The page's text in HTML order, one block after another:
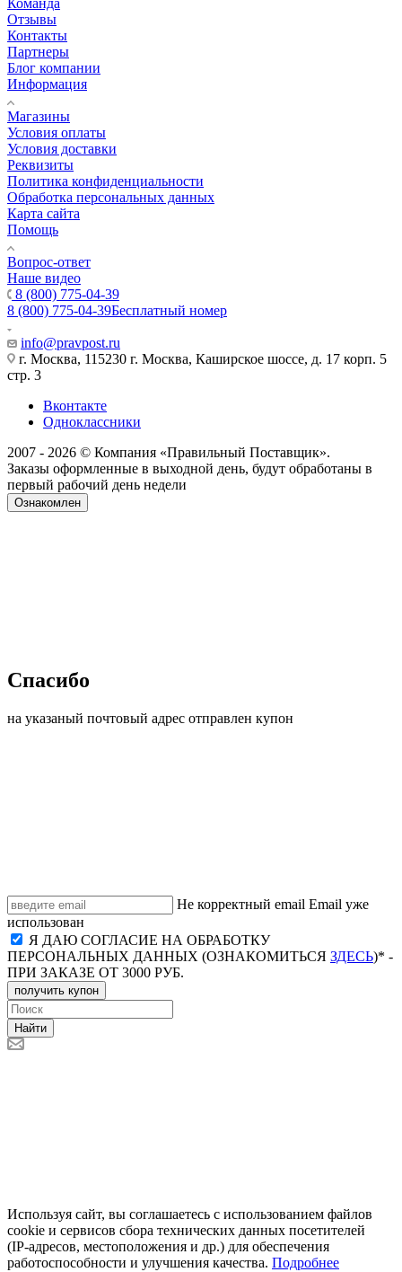
Команда
Отзывы
Контакты
Партнеры
Блог компании
Информация
Магазины
Условия оплаты
Условия доставки
Реквизиты
Политика конфиденциальности
Обработка персональных данных
Карта сайта
Помощь
Вопрос-ответ
Наше видео
8 (800) 775-04-39
8 (800) 775-04-39Бесплатный номер
info@pravpost.ru
г. Москва, 115230 г. Москва, Каширское шоссе, д. 17 корп. 5
стр. 3
Вконтакте
Одноклассники
2007 - 2026 © Компания «Правильный Поставщик».
Заказы оформленные в выходной день, будут обработаны в
первый рабочий день недели
Ознакомлен
Спасибо
на указаный почтовый адрес отправлен купон
Не корректный email Email уже
использован
Я ДАЮ СОГЛАСИЕ НА ОБРАБОТКУ
ПЕРСОНАЛЬНЫХ ДАННЫХ (ОЗНАКОМИТЬСЯ ЗДЕСЬ)* -
ПРИ ЗАКАЗЕ ОТ 3000 РУБ.
получить купон
Найти
Используя сайт, вы соглашаетесь с использованием файлов
cookie и сервисов сбора технических данных посетителей
(IP‑адресов, местоположения и др.) для обеспечения
работоспособности и улучшения качества. Подробнее